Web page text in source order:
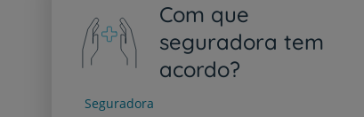
Com que
seguradora tem
acordo?
Seguradora